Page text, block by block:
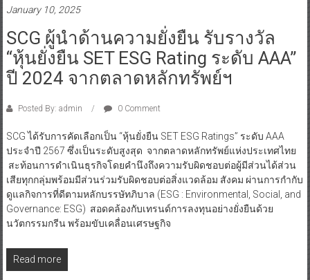
January 10, 2025
SCG ผู้นำด้านความยั่งยืน รับรางวัล
“หุ้นยั่งยืน SET ESG Rating ระดับ AAA”
ปี 2024 จากตลาดหลักทรัพย์ฯ
Posted By: admin 0 Comment
SCG ได้รับการคัดเลือกเป็น “หุ้นยั่งยืน SET ESG Ratings” ระดับ AAA
ประจำปี 2567 ซึ่งเป็นระดับสูงสุด จากตลาดหลักทรัพย์แห่งประเทศไทย
สะท้อนการดำเนินธุรกิจโดยคำนึงถึงความรับผิดชอบต่อผู้มีส่วนได้ส่วน
เสียทุกกลุ่มพร้อมมีส่วนร่วมรับผิดชอบต่อสิ่งแวดล้อม สังคม ผ่านการกำกับ
ดูแลกิจการที่ดีตามหลักบรรษัทภิบาล (ESG : Environmental, Social, and
Governance: ESG) สอดคล้องกับเทรนด์การลงทุนอย่างยั่งยืนด้วย
นวัตกรรมกรีน พร้อมขับเคลื่อนเศรษฐกิจ
Read more